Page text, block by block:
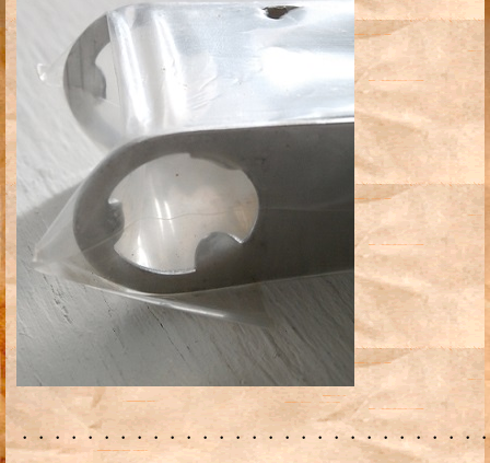
・・・・・・・・・・・・・・・・・・・・・・・・・・・